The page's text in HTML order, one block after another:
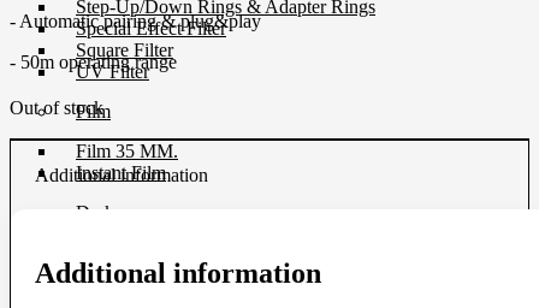
Step-Up/Down Rings & Adapter Rings
Special Effect Filter
Square Filter
UV Filter
Film
Film 35 MM.
Instant Film
Darkroom
Darkroom Equipment
- Automatic pairing & plug&play
- 50m operating range
Out of stock
Additional information
Additional information